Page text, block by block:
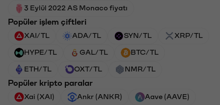
3 Eylül 2022 AS Monaco fiyatı
Popüler işlem çiftleri
XAI/TL ADA/TL SYN/TL XRP/TL
HYPE/TL GAL/TL BTC/TL
ETH/TL OXT/TL NMR/TL
Popüler kripto paralar
Xai (XAI) Ankr (ANKR) Aave (AAVE)